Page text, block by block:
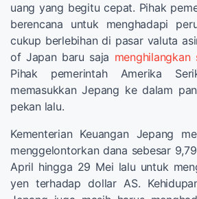
uang yang begitu cepat. Pihak
berencana untuk menghadapi
cukup berlebihan di pasar valuta
of Japan baru saja
Pihak pemerintah Amerika
memasukkan Jepang ke dalam
pekan lalu.
Kementerian Keuangan Jepang
menggelontorkan dana sebesar
April hingga 29 Mei lalu untuk
yen terhadap dollar AS.